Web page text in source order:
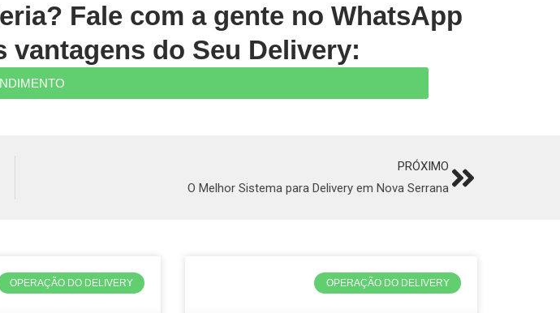
Fale com a gente no WhatsApp
vantagens do Seu Delivery:
PRÓXIMO
O Melhor Sistema para Delivery em Nova Serrana Next
OPERAÇÃO DO DELIVERY OPERAÇÃO DO DELIVERY